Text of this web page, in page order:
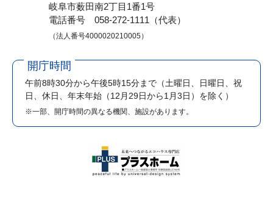
岐阜市薮田南2丁目1番1号
電話番号 058-272-1111（代表）
（法人番号4000020210005）
開庁時間
午前8時30分から午後5時15分まで （土曜日、日曜日、祝
日、休日、年末年始（12月29日から1月3日）を除く）
※一部、開庁時間の異なる機関、施設があります。